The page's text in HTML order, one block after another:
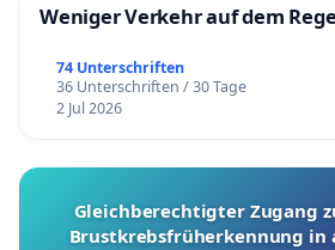
Weniger Verkehr auf dem
74 Unterschriften
36 Unterschriften / 30 Tage
2 Jul 2026
Gleichberechtigter Zugang
Brustkrebsfrüherkennung in